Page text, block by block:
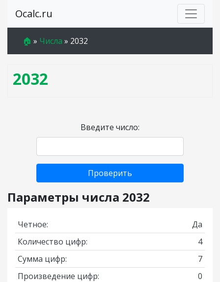
Ocalc.ru
🏠 » Числа » 2032
2032
Введите число:
Проверить
Параметры числа 2032
Четное:
Да
Количество цифр:
4
Сумма цифр:
7
Произведение цифр:
0